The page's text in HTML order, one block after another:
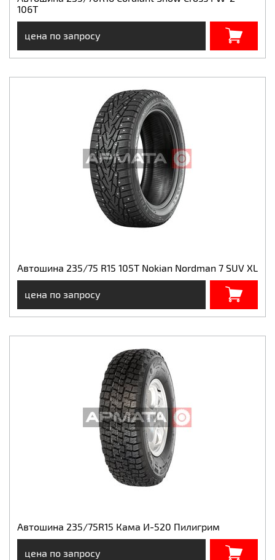
106T
цена по запросу
Автошина 235/75 R15 105T Nokian Nordman 7 SUV XL
цена по запросу
Автошина 235/75R15 Кама И-520 Пилигрим
цена по запросу